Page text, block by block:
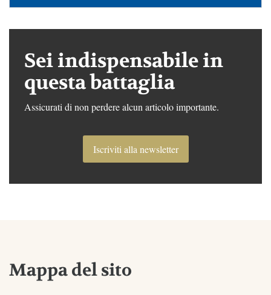
Sei indispensabile in
questa battaglia
Assicurati di non perdere alcun articolo importante.
Iscriviti alla newsletter
Mappa del sito